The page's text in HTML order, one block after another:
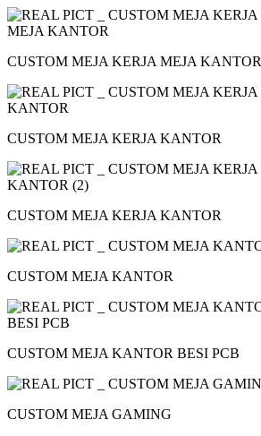
CUSTOM MEJA KERJA MEJA KANTOR
CUSTOM MEJA KERJA KANTOR
CUSTOM MEJA KERJA KANTOR
CUSTOM MEJA KANTOR
CUSTOM MEJA KANTOR BESI PCB
CUSTOM MEJA GAMING